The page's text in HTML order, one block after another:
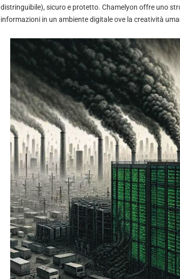
distringuibile), sicuro e protetto. Chamelyon offre uno
informazioni in un ambiente digitale ove la creatività